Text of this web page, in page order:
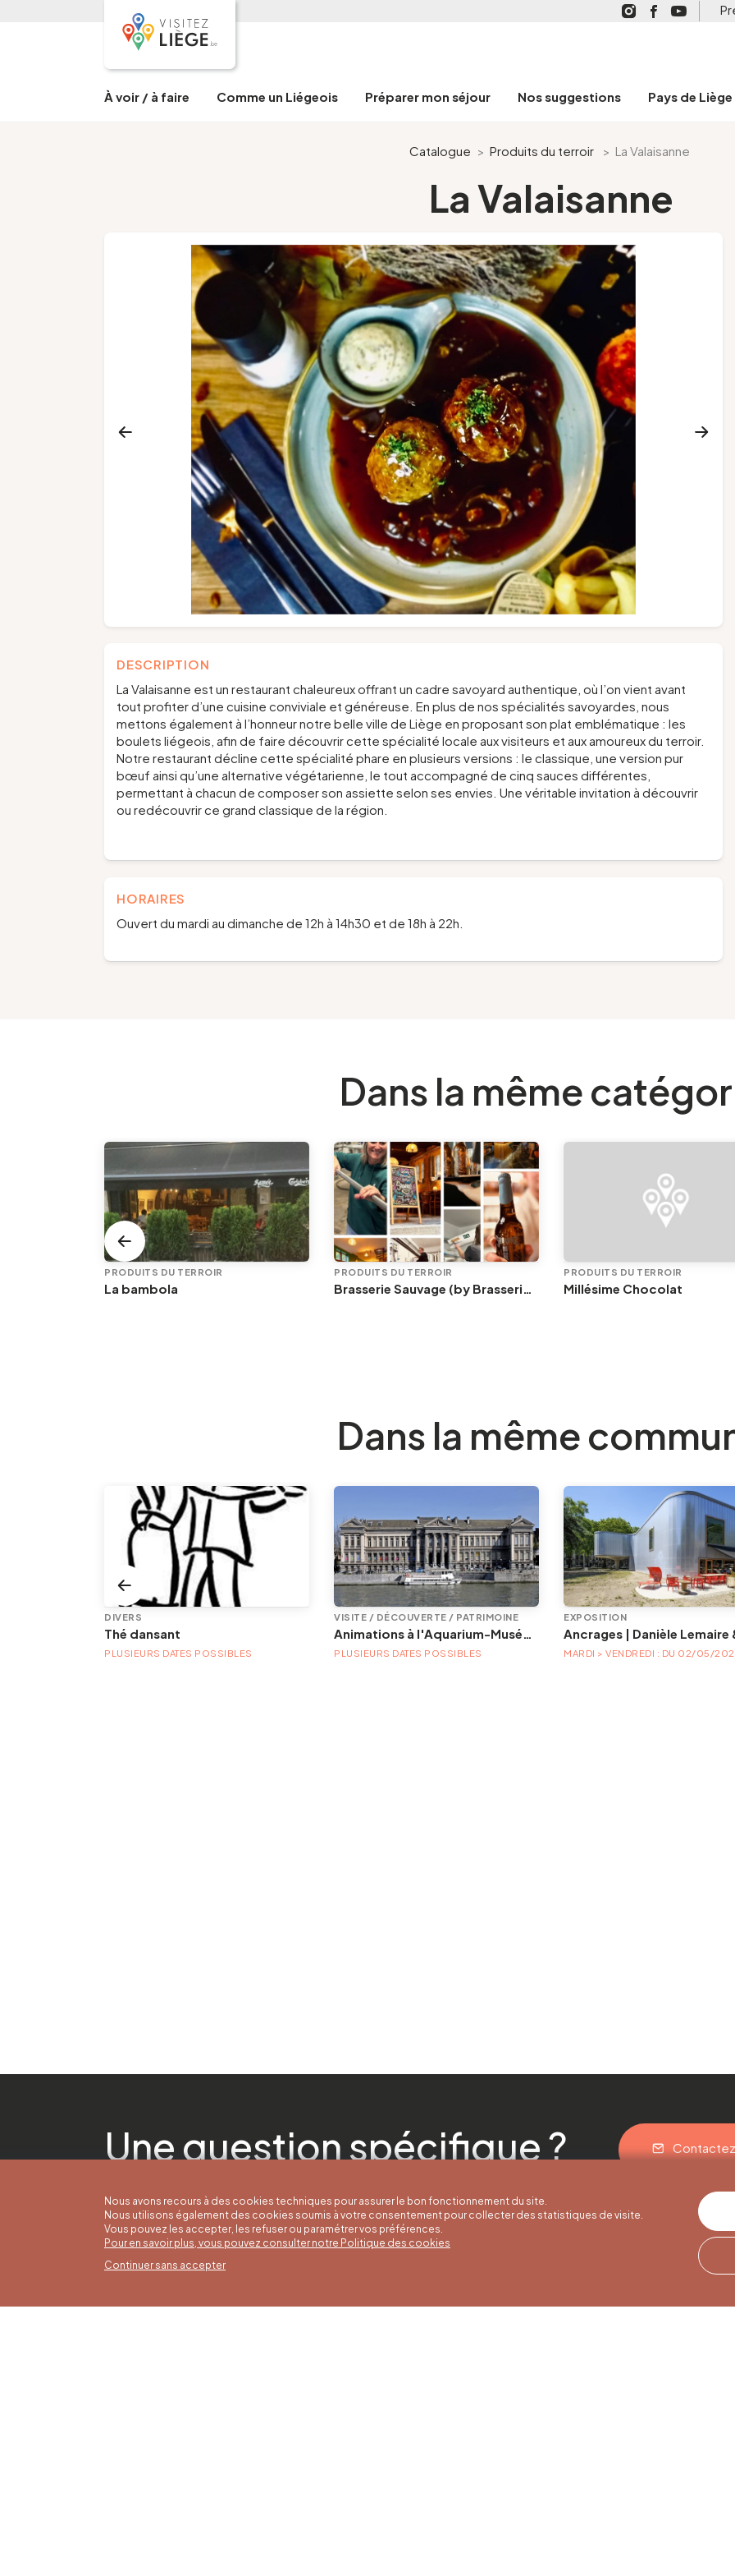
À voir / à faire Comme un Liégeois Préparer mon séjour Nos suggestions Pays de Liège
Catalogue > Produits du terroir > La Valaisanne
La Valaisanne
DESCRIPTION
La Valaisanne est un restaurant chaleureux offrant un cadre savoyard authentique, où l’on vient avant
tout profiter d’une cuisine conviviale et généreuse. En plus de nos spécialités savoyardes, nous
mettons également à l’honneur notre belle ville de Liège en proposant son plat emblématique : les
boulets liégeois, afin de faire découvrir cette spécialité locale aux visiteurs et aux amoureux du terroir.
Notre restaurant décline cette spécialité phare en plusieurs versions : le classique, une version pur
bœuf ainsi qu’une alternative végétarienne, le tout accompagné de cinq sauces différentes,
permettant à chacun de composer son assiette selon ses envies. Une véritable invitation à découvrir
ou redécouvrir ce grand classique de la région.
HORAIRES
Ouvert du mardi au dimanche de 12h à 14h30 et de 18h à 22h.
Dans la même
PRODUITS DU TERROIR
La bambola
PRODUITS DU TERROIR
Brasserie Sauvage (by Brasserie C)
PRODUITS DU TERROIR
Millésime Chocolat
Dans la même
DIVERS
Thé dansant
PLUSIEURS DATES POSSIBLES
VISITE / DÉCOUVERTE / PATRIMOINE
Animations à l'Aquarium-Muséum
PLUSIEURS DATES POSSIBLES
EXPOSITION
Une question spécifique ?
Nous avons recours à des cookies techniques pour assurer le bon fonctionnement du site.
Nous utilisons également des cookies soumis à votre consentement pour collecter des statistiques de visite.
Vous pouvez les accepter, les refuser ou paramétrer vos préférences.
Pour en savoir plus, vous pouvez consulter notre Politique des cookies
Continuer sans accepter